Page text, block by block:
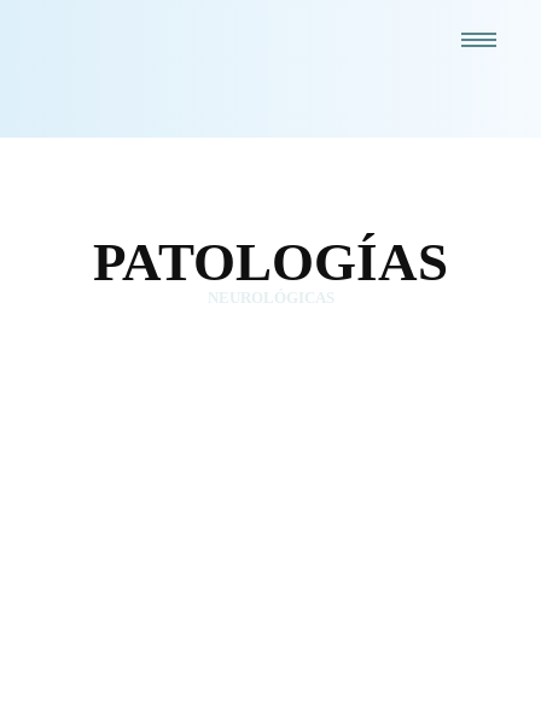
PATOLOGÍAS
NEUROLÓGICAS